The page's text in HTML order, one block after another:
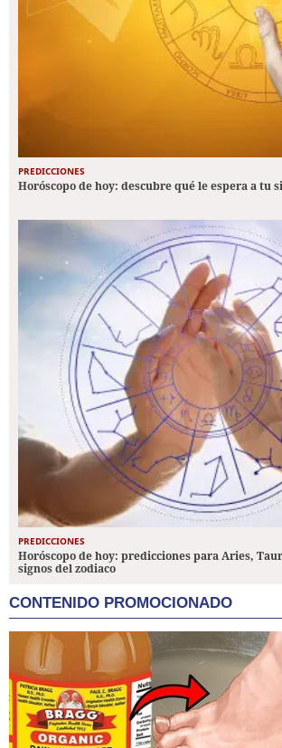
PREDICCIONES
Horóscopo de hoy: descubre qué le espera a tu
PREDICCIONES
Horóscopo de hoy: predicciones para Aries,
signos del zodiaco
CONTENIDO PROMOCIONADO